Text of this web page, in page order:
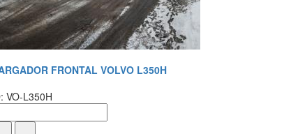
FRONTAL VOLVO L350H
VO-L350H